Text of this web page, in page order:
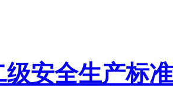
级安全生产标